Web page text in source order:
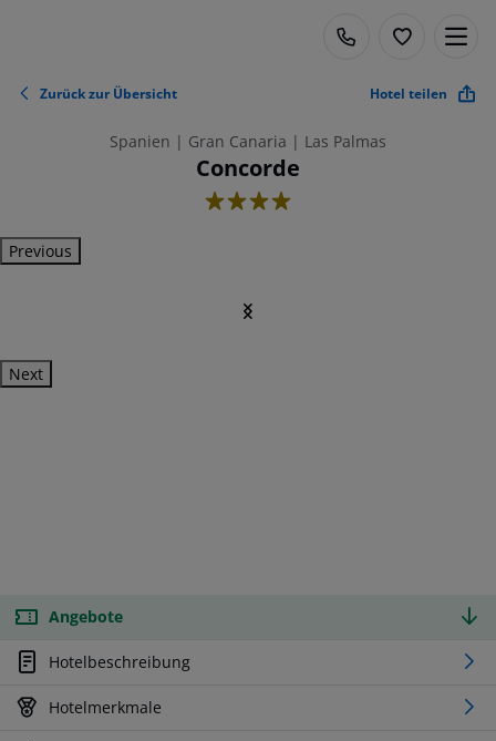
Zurück zur Übersicht Hotel teilen
Spanien | Gran Canaria | Las Palmas
Concorde
4
Previous
Next
Angebote
Hotelbeschreibung
Hotelmerkmale